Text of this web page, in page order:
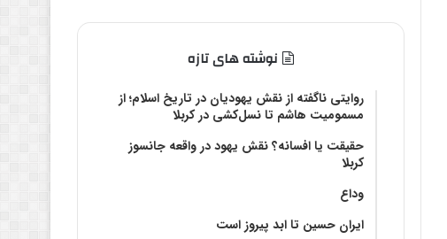
نوشته های تازه
روایتی ناگفته از نقش یهودیان در تاریخ اسلام؛ از
مسمومیت هاشم تا نسل‌کشی در کربلا
حقیقت یا افسانه؟‌ نقش یهود در واقعه جانسوز
کربلا
وداع
ایران حسین تا ابد پیروز است